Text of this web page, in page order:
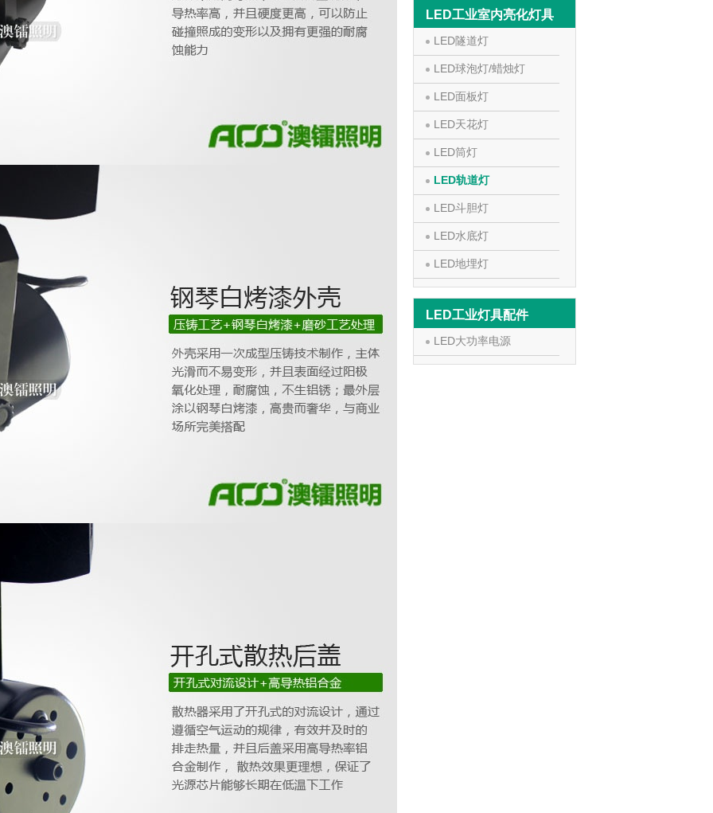
LED工业室内亮化灯具
LED隧道灯
LED球泡灯/蜡烛灯
LED面板灯
LED天花灯
LED筒灯
LED轨道灯
LED斗胆灯
LED水底灯
LED地埋灯
LED工业灯具配件
LED大功率电源